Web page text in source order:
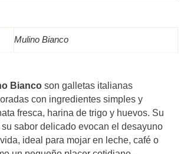
Mulino Bianco
Bianco son galletas italianas
con ingredientes simples y
fresca, harina de trigo y huevos. Su
sabor delicado evocan el desayuno
ideal para mojar en leche, café o